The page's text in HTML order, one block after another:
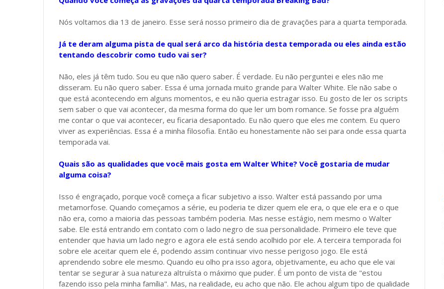
Nós voltamos dia 13 de janeiro. Esse será nosso primeiro dia de gravações para a quarta temporada.
Já te deram alguma pista de qual será arco da história desta temporada ou eles ainda estão
tentando descobrir como tudo vai ser?
Não, eles já têm tudo. Sou eu que não quero saber. É verdade. Eu não perguntei e eles não me
disseram. Eu não quero saber. Essa é uma jornada muito grande para Walter White. Ele não sabe o
que está acontecendo em alguns momentos, e eu não queria estragar isso. Eu gosto de ler os scripts
sem saber o que vai acontecer, da mesma forma do que ler um bom romance. Se fosse pra alguém
me contar o que vai acontecer, eu ficaria desapontado. Eu não quero que eles me contem. Eu quero
viver as experiências. Essa é a minha filosofia. Então eu honestamente não sei para onde essa quarta
temporada vai.
Quais são as qualidades que você mais gosta em Walter White? Você gostaria de mudar
alguma coisa?
Isso é engraçado, porque você começa a ficar subjetivo a isso. Walter está passando por uma
metamorfose. Quando começamos a série, eu poderia te dizer quem ele era, o que ele era e o que
não era, como a maioria das pessoas também poderia. Mas nesse estágio, nem mesmo o Walter
sabe. Ele está entrando em contato com o lado negro de sua personalidade. Primeiro ele teve que
entender que havia um lado negro e agora ele está sendo acolhido por ele. A terceira temporada foi
sobre ele aceitar quem ele é, podendo assim continuar vivo nesse perigoso jogo. Ele está
aprendendo sobre ele mesmo. Quando eu olho pra isso agora, objetivamente, eu acho que ele vai
tentar se segurar à sua natureza altruísta o máximo que puder. É um ponto de vista de "estou
fazendo isso pela minha família". Mas, na realidade, eu acho que não. Ele achou algum tipo de qualidade